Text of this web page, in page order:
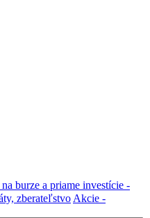
burze a priame investície -
zberateľstvoAkcie -